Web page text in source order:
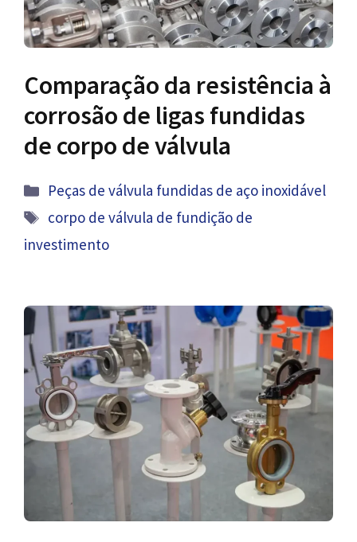
Comparação da resistência à
corrosão de ligas fundidas
de corpo de válvula
Categorias
Peças de válvula fundidas de aço inoxidável
Tag
corpo de válvula de fundição de
investimento